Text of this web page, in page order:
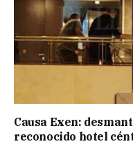
Causa Exen:
reconocido hotel